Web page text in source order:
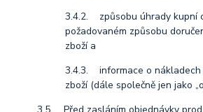
3.4.2. způsobu úhrady kupní
požadovaném způsobu
zboží a
3.4.3. informace o nákladech
zboží (dále společně jen jako